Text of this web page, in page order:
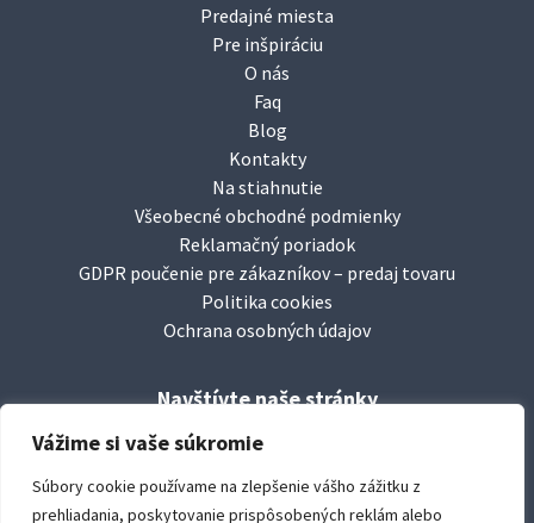
Vážime si vaše súkromie
Súbory cookie používame na zlepšenie vášho zážitku z
prehliadania, poskytovanie prispôsobených reklám alebo
Predajné miesta
Pre inšpiráciu
O nás
Faq
Blog
Kontakty
Na stiahnutie
Všeobecné obchodné podmienky
Reklamačný poriadok
GDPR poučenie pre zákazníkov – predaj tovaru
Politika cookies
Ochrana osobných údajov
Navštívte naše stránky
facebook/leierbaustoffesk
www.durisoltvarovky.sk